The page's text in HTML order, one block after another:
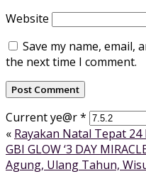
Website
Save my name, email,
the next time I comment.
Current ye@r*
« Rayakan Natal Tepat
GBI GLOW ‘3 DAY
Agung, Ulang Tahun,